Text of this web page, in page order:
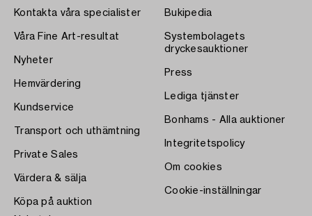
Kontakta våra specialister
Våra Fine Art-resultat
Nyheter
Hemvärdering
Kundservice
Transport och uthämtning
Private Sales
Värdera & sälja
Köpa på auktion
Bukipedia
Systembolagets
dryckesauktioner
Press
Lediga tjänster
Bonhams - Alla auktioner
Integritetspolicy
Om cookies
Cookie-inställningar